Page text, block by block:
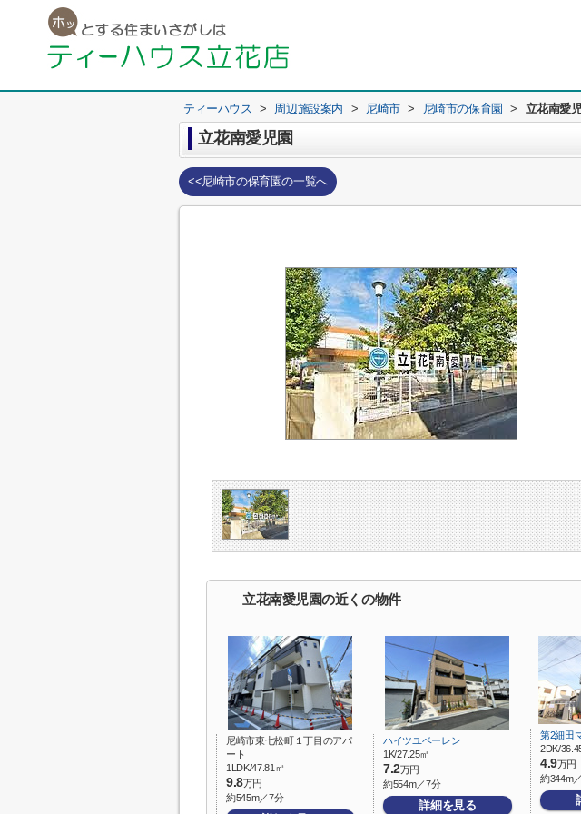
ティーハウス > 周辺施設案内 > 尼崎市 > 尼崎市の保育園 > 立花南愛
立花南愛児園
<<尼崎市の保育園の一覧へ
立花南愛児園の近くの物件
尼崎市東七松町１丁目のアパ
ート
1LDK/47.81㎡
9.8万円
約545m／7分
ハイツユベーレン
1K/27.25㎡
7.2万円
約554m／7分
詳細を見る
第2細田
2DK/
4.9万円
約344m